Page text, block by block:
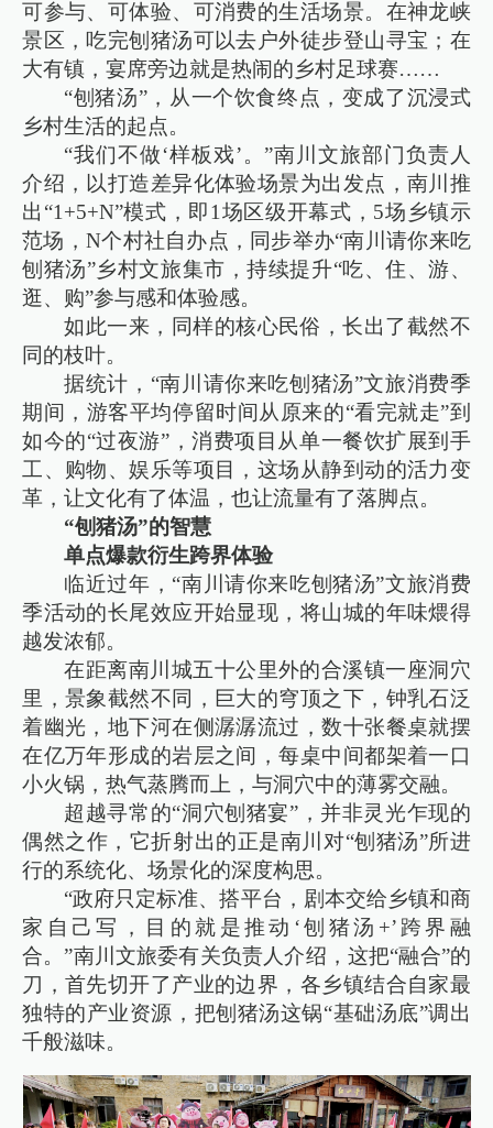
可参与、可体验、可消费的生活场景。在神龙峡
景区，吃完刨猪汤可以去户外徒步登山寻宝；在
大有镇，宴席旁边就是热闹的乡村足球赛……
“刨猪汤”，从一个饮食终点，变成了沉浸式
乡村生活的起点。
“我们不做‘样板戏’。”南川文旅部门负责人
介绍，以打造差异化体验场景为出发点，南川推
出“1+5+N”模式，即1场区级开幕式，5场乡镇示
范场，N个村社自办点，同步举办“南川请你来吃
刨猪汤”乡村文旅集市，持续提升“吃、住、游、
逛、购”参与感和体验感。
如此一来，同样的核心民俗，长出了截然不
同的枝叶。
据统计，“南川请你来吃刨猪汤”文旅消费季
期间，游客平均停留时间从原来的“看完就走”到
如今的“过夜游”，消费项目从单一餐饮扩展到手
工、购物、娱乐等项目，这场从静到动的活力变
革，让文化有了体温，也让流量有了落脚点。
“刨猪汤”的智慧
单点爆款衍生跨界体验
临近过年，“南川请你来吃刨猪汤”文旅消费
季活动的长尾效应开始显现，将山城的年味煨得
越发浓郁。
在距离南川城五十公里外的合溪镇一座洞穴
里，景象截然不同，巨大的穹顶之下，钟乳石泛
着幽光，地下河在侧潺潺流过，数十张餐桌就摆
在亿万年形成的岩层之间，每桌中间都架着一口
小火锅，热气蒸腾而上，与洞穴中的薄雾交融。
超越寻常的“洞穴刨猪宴”，并非灵光乍现的
偶然之作，它折射出的正是南川对“刨猪汤”所进
行的系统化、场景化的深度构思。
“政府只定标准、搭平台，剧本交给乡镇和商
家自己写，目的就是推动‘刨猪汤+’跨界融
合。”南川文旅委有关负责人介绍，这把“融合”的
刀，首先切开了产业的边界，各乡镇结合自家最
独特的产业资源，把刨猪汤这锅“基础汤底”调出
千般滋味。